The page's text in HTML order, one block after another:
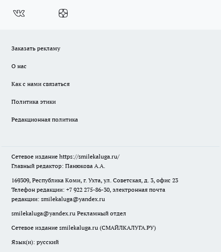
Заказать рекламу
О нас
Как с нами связаться
Политика этики
Редакционная политика
Сетевое издание https://smilekaluga.ru/
Главный редактор: Панюкова А.А.
169309, Республика Коми, г. Ухта, ул. Советская, д. 3, офис 23
Телефон редакции: +7 922 275-86-30, электронная почта
редакции: smilekaluga@yandex.ru
smilekaluga@yandex.ru Рекламный отдел
Сетевое издание smilekaluga.ru (СМАЙЛКАЛУГА.РУ)
Язык(и): русский